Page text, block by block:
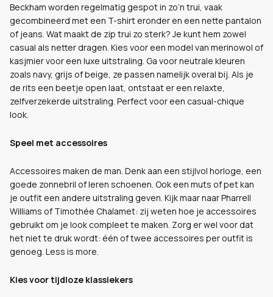
Beckham worden regelmatig gespot in zo’n trui, vaak
gecombineerd met een T-shirt eronder en een nette pantalon
of jeans. Wat maakt de zip trui zo sterk? Je kunt hem zowel
casual als netter dragen. Kies voor een model van merinowol of
kasjmier voor een luxe uitstraling. Ga voor neutrale kleuren
zoals navy, grijs of beige, ze passen namelijk overal bij. Als je
de rits een beetje open laat, ontstaat er een relaxte,
zelfverzekerde uitstraling. Perfect voor een casual-chique
look.
Speel met accessoires
Accessoires maken de man. Denk aan een stijlvol horloge, een
goede zonnebril of leren schoenen. Ook een muts of pet kan
je outfit een andere uitstraling geven. Kijk maar naar Pharrell
Williams of Timothée Chalamet: zij weten hoe je accessoires
gebruikt om je look compleet te maken. Zorg er wel voor dat
het niet te druk wordt: één of twee accessoires per outfit is
genoeg. Less is more.
Kies voor tijdloze klassiekers